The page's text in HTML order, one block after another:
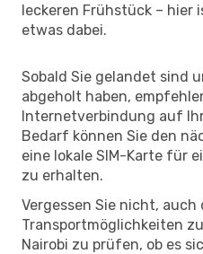
leckeren Frühstück – hier
etwas dabei.
Sobald Sie gelandet sind
abgeholt haben,
Internetverbindung auf
Bedarf können Sie den
eine lokale SIM-Karte für
zu erhalten.
Vergessen Sie nicht, auch
Transportmöglichkeiten
Nairobi zu prüfen, ob es